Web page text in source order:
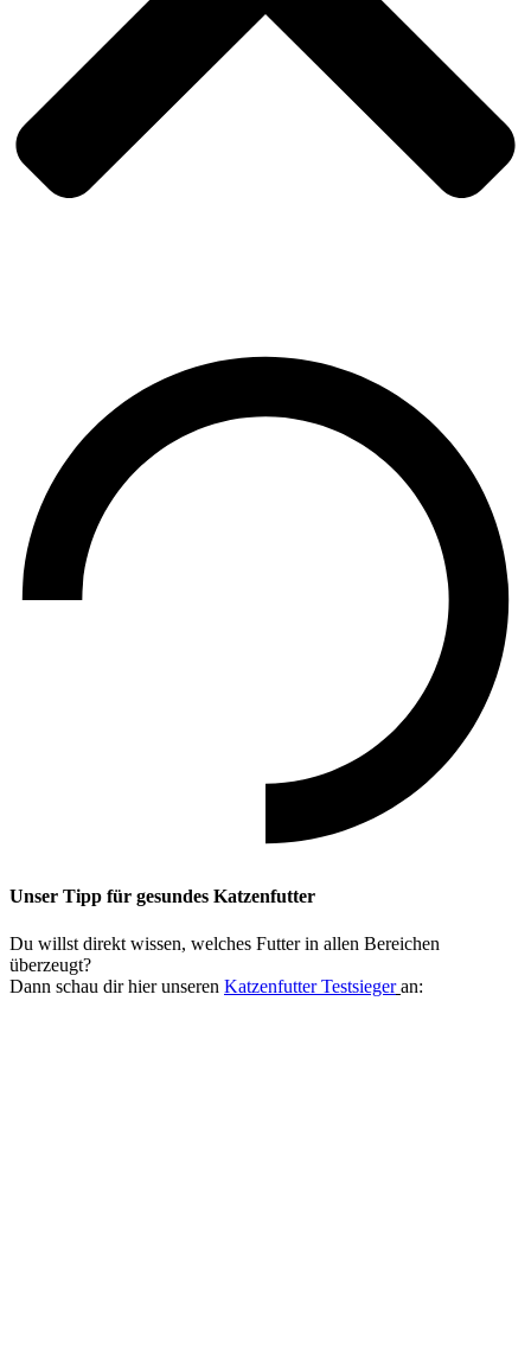
Unser Tipp für gesundes Katzenfutter
Du willst direkt wissen, welches Futter in allen Bereichen
überzeugt?
Dann schau dir hier unseren Katzenfutter Testsieger an: